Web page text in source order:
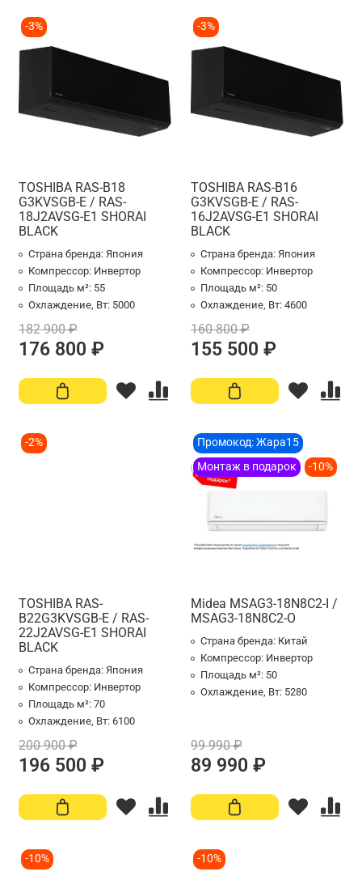
-3%
TOSHIBA RAS-B18
G3KVSGB-E / RAS-
18J2AVSG-E1 SHORAI
BLACK
Страна бренда: Япония
Компрессор: Инвертор
Площадь м²: 55
Охлаждение, Вт: 5000
182 900 ₽
176 800 ₽
-3%
TOSHIBA RAS-B16
G3KVSGB-E / RAS-
16J2AVSG-E1 SHORAI
BLACK
Страна бренда: Япония
Компрессор: Инвертор
Площадь м²: 50
Охлаждение, Вт: 4600
160 800 ₽
155 500 ₽
-2%
TOSHIBA RAS-
B22G3KVSGB-E / RAS-
22J2AVSG-E1 SHORAI
BLACK
Страна бренда: Япония
Компрессор: Инвертор
Площадь м²: 70
Охлаждение, Вт: 6100
200 900 ₽
196 500 ₽
Промокод: Жара15
Монтаж в подарок
-10%
Midea MSAG3-18N8C2-I /
MSAG3-18N8C2-O
Страна бренда: Китай
Компрессор: Инвертор
Площадь м²: 50
Охлаждение, Вт: 5280
99 990 ₽
89 990 ₽
-10% -10%